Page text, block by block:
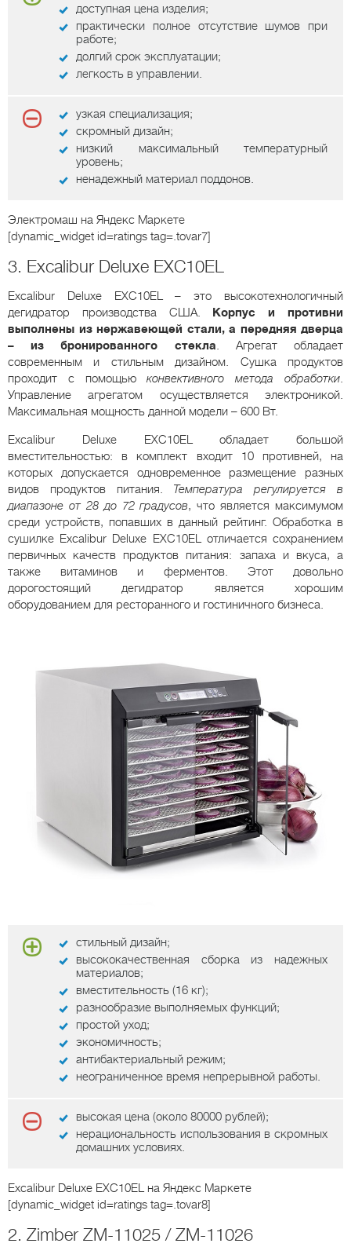
доступная цена изделия;
практически полное отсутствие шумов при
работе;
долгий срок эксплуатации;
легкость в управлении.
узкая специализация;
скромный дизайн;
низкий максимальный температурный
уровень;
ненадежный материал поддонов.
Электромаш на Яндекс Маркете
[dynamic_widget id=ratings tag=.tovar7]
3. Excalibur Deluxe EXC10EL
Excalibur Deluxe EXC10EL – это высокотехнологичный
дегидратор производства США. Корпус и противни
выполнены из нержавеющей стали, а передняя дверца
– из бронированного стекла. Агрегат обладает
современным и стильным дизайном. Сушка продуктов
проходит с помощьюконвективного метода обработки.
Управление агрегатом осуществляется электроникой.
Максимальная мощность данной модели – 600 Вт.
Excalibur Deluxe EXC10EL обладает большой
вместительностью: в комплект входит 10 противней, на
которых допускается одновременное размещение разных
видов продуктов питания. Температура регулируется в
диапазоне от 28 до 72 градусов, что является максимумом
среди устройств, попавших в данный рейтинг. Обработка в
сушилке Excalibur Deluxe EXC10EL отличается сохранением
первичных качеств продуктов питания: запаха и вкуса, а
также витаминов и ферментов. Этот довольно
дорогостоящий дегидратор является хорошим
оборудованием для ресторанного и гостиничного бизнеса.
стильный дизайн;
высококачественная сборка из надежных
материалов;
вместительность (16 кг);
разнообразие выполняемых функций;
простой уход;
экономичность;
антибактериальный режим;
неограниченное время непрерывной работы.
высокая цена (около 80000 рублей);
нерациональность использования в скромных
домашних условиях.
Excalibur Deluxe EXC10EL на Яндекс Маркете
[dynamic_widget id=ratings tag=.tovar8]
2. Zimber ZM-11025 / ZM-11026